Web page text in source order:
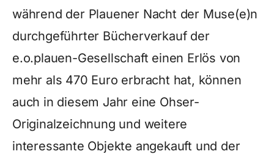
während der Plauener Nacht der Muse(e)n
durchgeführter Bücherverkauf der
e.o.plauen-Gesellschaft einen Erlös von
mehr als 470 Euro erbracht hat, können
auch in diesem Jahr eine Ohser-
Originalzeichnung und weitere
interessante Objekte angekauft und der